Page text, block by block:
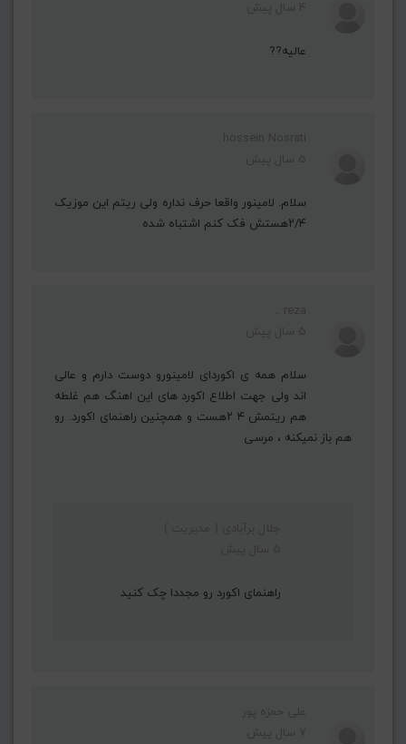
عالیه??
سلام. لامینور واقعا حرف نداره ولی ریتم این موزیک
۲/۴هستش فک کنم اشتباه شده
سلام همه ی اکوردای لامینورو دوست دارم و عالی
اند ولی جهت اطلاع اکورد های این اهنگ هم غلطه
هم ریتمش ۴ ۲هست و همچنین راهنمای اکورد. رو
هم باز نمیکنه ، مرسی
راهنمای اکورد رو مجددا چک کنید